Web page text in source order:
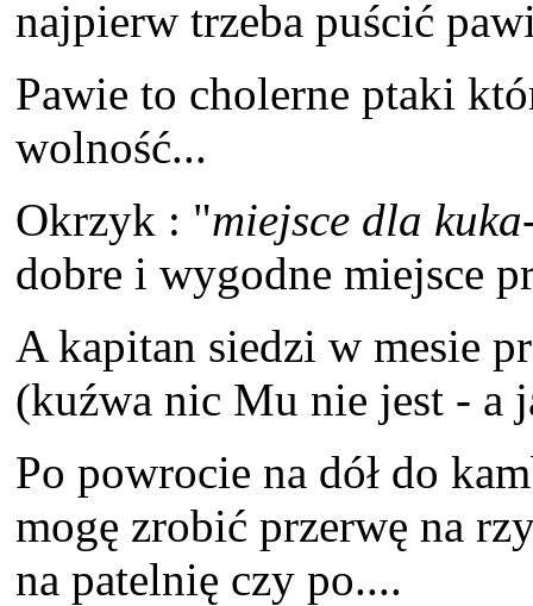
najpierw trzeba puścić
Pawie to cholerne ptaki
wolność...
Okrzyk : "miejsce dla
dobre i wygodne miejsce
A kapitan siedzi w mesie
(kuźwa nic Mu nie jest - a
Po powrocie na dół do
mogę zrobić przerwę na
na patelnię czy po....